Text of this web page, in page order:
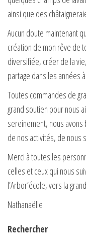
ainsi que des
Aucun doute maintenant
création de mon rêve de
diversifiée, créer de la
partage dans les années
Toutes commandes de
grand soutien pour nous
sereinement, nous
de nos activités, de nous
Merci à toutes les
celles et ceux qui nous
l’Arbor’école, vers la
Nathanaëlle
Rechercher